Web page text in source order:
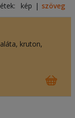
kép szöveg
kruton